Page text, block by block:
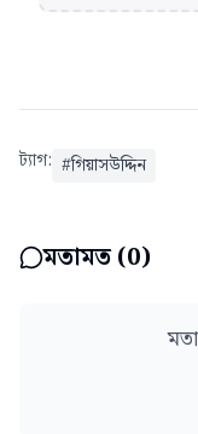
ট্যাগ: #গিয়াসউদ্দিন
মতামত (0)